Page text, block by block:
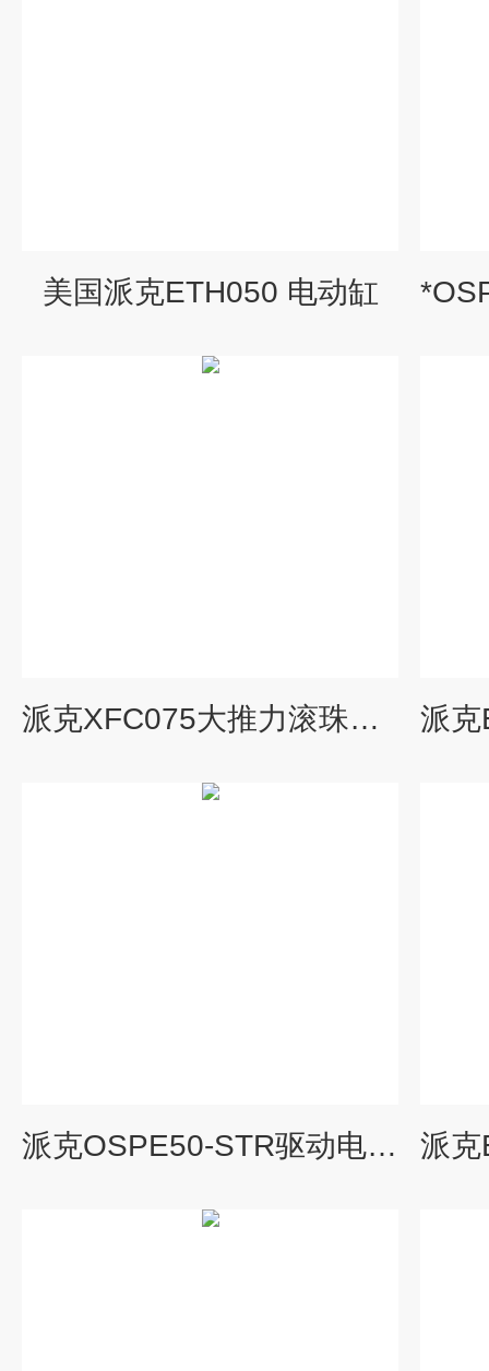
美国派克ETH050 电动缸
派克XFC075大推力滚珠丝杠式电动缸
派克OSPE50-STR驱动电动缸